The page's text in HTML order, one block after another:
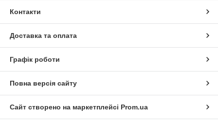
Контакти
Доставка та оплата
Графік роботи
Повна версія сайту
Сайт створено на маркетплейсі Prom.ua